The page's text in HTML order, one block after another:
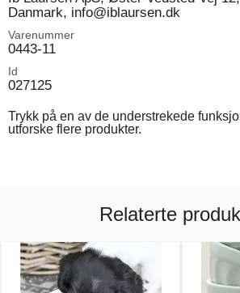
Danmark, info@iblaursen.dk
Varenummer
0443-11
Id
027125
Trykk på en av de understrekede
utforske flere produkter.
Relaterte